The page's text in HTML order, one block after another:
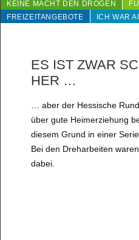
KEINE MACHT DEN DROGEN
FREIZEITANGEBOTE
ICH WAR
ES IST ZWAR
HER …
… aber der Hessische
über gute Heimerziehung
diesem Grund in einer
Bei den Dreharbeiten
dabei.